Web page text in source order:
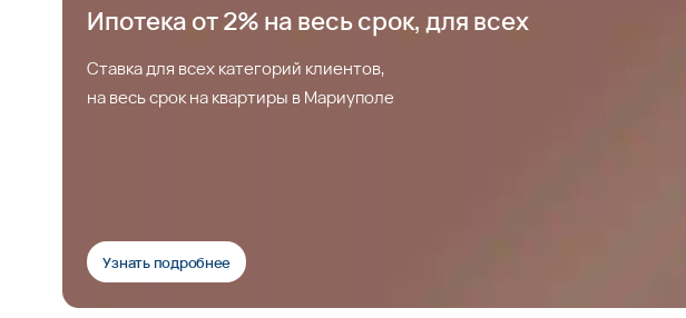
Ипотека от 2% на весь срок, для всех
Ставка для всех категорий клиентов,
на весь срок на квартиры в Мариуполе
Узнать подробнее